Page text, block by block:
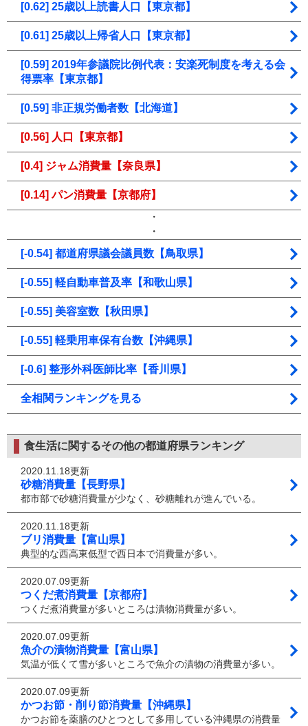
[0.62] 25歳以上読書人口【東京都】
[0.61] 25歳以上帰省人口【東京都】
[0.59] 2019年参議院比例代表：安楽死制度を考える会
得票率【東京都】
[0.59] 非正規労働者数【北海道】
[0.56] 人口【東京都】
[0.4] ジャム消費量【奈良県】
[0.14] パン消費量【京都府】
・
・
[-0.54] 都道府県議会議員数【鳥取県】
[-0.55] 軽自動車普及率【和歌山県】
[-0.55] 美容室数【秋田県】
[-0.55] 軽乗用車保有台数【沖縄県】
[-0.6] 整形外科医師比率【香川県】
全相関ランキングを見る
食生活に関するその他の都道府県ランキング
2020.11.18更新
砂糖消費量【長野県】
都市部で砂糖消費量が少なく、砂糖離れが進んでいる。
2020.11.18更新
ブリ消費量【富山県】
典型的な西高東低型で西日本で消費量が多い。
2020.07.09更新
つくだ煮消費量【京都府】
つくだ煮消費量が多いところは漬物消費量が多い。
2020.07.09更新
魚介の漬物消費量【富山県】
気温が低くて雪が多いところで魚介の漬物の消費量が多い。
2020.07.09更新
かつお節・削り節消費量【沖縄県】
かつお節を薬膳のひとつとして多用している沖縄県の消費量